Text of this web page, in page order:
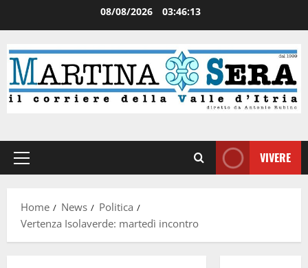
08/08/2026 03:46:14
VIVERE
Home News
Politica
Vertenza Isolaverde: martedì incontro